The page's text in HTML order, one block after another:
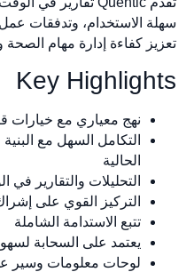
سهلة الاستخدام، وتدفقات
تعزيز كفاءة إدارة مهام الصحة
Key Highlights
نهج معياري مع خيارات
التكامل السهل مع البنية
الحالية
التحليلات والتقارير في
التركيز القوي على
تتبع الاستدامة الشاملة
يعتمد على السحابة
لوحات معلومات وسير